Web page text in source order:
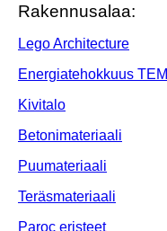
Rakennusalaa:
Lego Architecture
Energiatehokkuus TEM
Kivitalo
Betonimateriaali
Puumateriaali
Teräsmateriaali
Paroc eristeet